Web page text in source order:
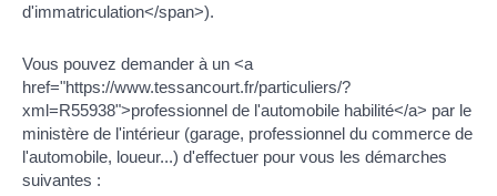
d'immatriculation</span>).
Vous pouvez demander à un <a
href="https://www.tessancourt.fr/particuliers/?
xml=R55938">professionnel de l'automobile habilité</a> par le
ministère de l'intérieur (garage, professionnel du commerce de
l'automobile, loueur...) d'effectuer pour vous les démarches
suivantes :